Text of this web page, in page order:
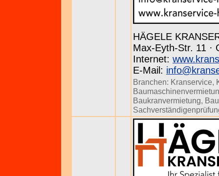
HÄGELE
Max-Eyth-Str. 11 ·
Internet:
E-Mail:
Branchen: Kranservice,
Baukranvermietung,